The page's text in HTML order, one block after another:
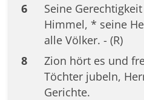
6
Seine
Himmel, * seine
alle Völker. - (R)
8
Zion hört es und
Töchter jubeln,
Gerichte.